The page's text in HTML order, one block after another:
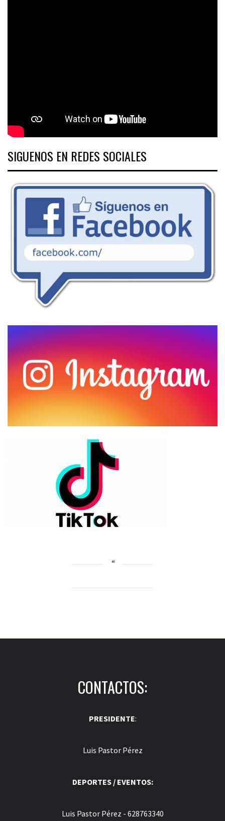
SIGUENOS EN REDES SOCIALES
CONTACTOS:
PRESIDENTE:
Luis Pastor Pérez
DEPORTES / EVENTOS:
Luis Pastor Pérez - 628763340